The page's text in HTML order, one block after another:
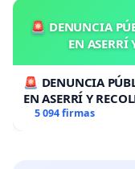
🚨 DENUNCIA
EN ASERRÍ
🚨 DENUNCIA
EN ASERRÍ Y
5 094 firmas